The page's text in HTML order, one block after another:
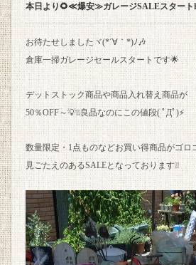
本日より🌻≪爆安≫ガレージSALEスタート
お待たせしましたヾ(*´∀｀*)ﾉ🎶
倉庫一掃ガレージセールスタートです🌟
デットストック商品や商品入れ替え商品が
50％OFF～💡❕❕良品なのにこの値段( ﾟДﾟ)⚡
数量限定・1点ものなどお買い得商品がゴロ
見ごたえのあるSALEとなっております❕❕